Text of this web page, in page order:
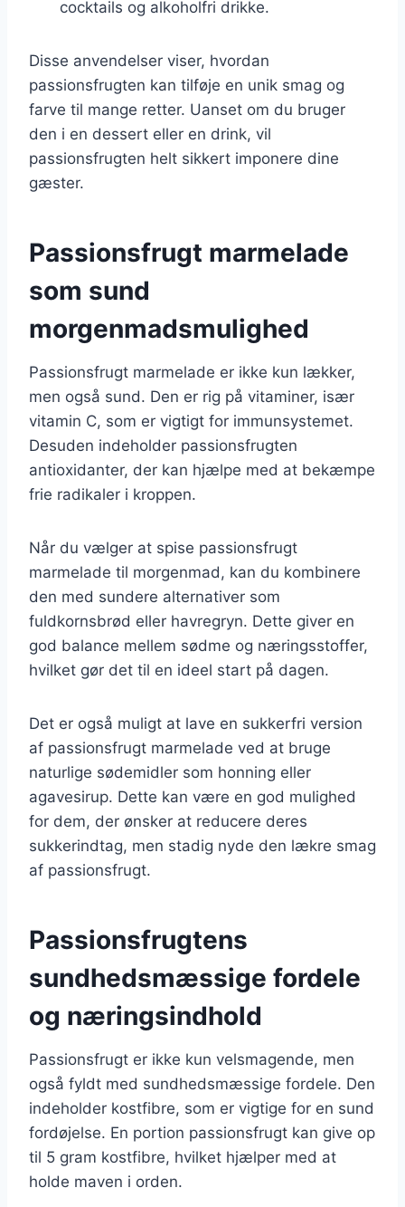
cocktails og alkoholfri drikke.
Disse anvendelser viser, hvordan
passionsfrugten kan tilføje en unik smag og
farve til mange retter. Uanset om du bruger
den i en dessert eller en drink, vil
passionsfrugten helt sikkert imponere dine
gæster.
Passionsfrugt marmelade
som sund
morgenmadsmulighed
Passionsfrugt marmelade er ikke kun lækker,
men også sund. Den er rig på vitaminer, især
vitamin C, som er vigtigt for immunsystemet.
Desuden indeholder passionsfrugten
antioxidanter, der kan hjælpe med at bekæmpe
frie radikaler i kroppen.
Når du vælger at spise passionsfrugt
marmelade til morgenmad, kan du kombinere
den med sundere alternativer som
fuldkornsbrød eller havregryn. Dette giver en
god balance mellem sødme og næringsstoffer,
hvilket gør det til en ideel start på dagen.
Det er også muligt at lave en sukkerfri version
af passionsfrugt marmelade ved at bruge
naturlige sødemidler som honning eller
agavesirup. Dette kan være en god mulighed
for dem, der ønsker at reducere deres
sukkerindtag, men stadig nyde den lækre smag
af passionsfrugt.
Passionsfrugtens
sundhedsmæssige fordele
og næringsindhold
Passionsfrugt er ikke kun velsmagende, men
også fyldt med sundhedsmæssige fordele. Den
indeholder kostfibre, som er vigtige for en sund
fordøjelse. En portion passionsfrugt kan give op
til 5 gram kostfibre, hvilket hjælper med at
holde maven i orden.